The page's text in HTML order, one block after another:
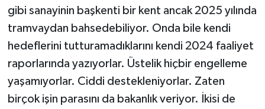
gibi sanayinin başkenti bir kent ancak 2025 yılında
tramvaydan bahsedebiliyor. Onda bile kendi
hedeflerini tutturamadıklarını kendi 2024 faaliyet
raporlarında yazıyorlar. Üstelik hiçbir engelleme
yaşamıyorlar. Ciddi destekleniyorlar. Zaten
birçok işin parasını da bakanlık veriyor. İkisi de